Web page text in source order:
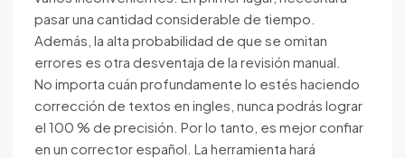
pasar una cantidad considerable de tiempo.
Además, la alta probabilidad de que se omitan
errores es otra desventaja de la revisión manual.
No importa cuán profundamente lo estés haciendo
corrección de textos en ingles, nunca podrás lograr
el 100 % de precisión. Por lo tanto, es mejor confiar
en un corrector español. La herramienta hará